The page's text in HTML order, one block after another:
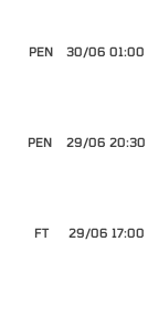
30/06 01:00
PEN
29/06 20:30
PEN
29/06 17:00
FT